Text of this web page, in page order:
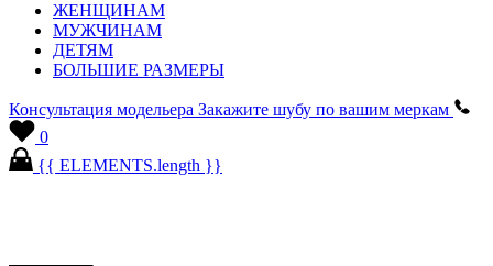
ЖЕНЩИНАМ
МУЖЧИНАМ
ДЕТЯМ
БОЛЬШИЕ РАЗМЕРЫ
Консультация модельера Закажите шубу по вашим меркам
0
{{ ELEMENTS.length }}